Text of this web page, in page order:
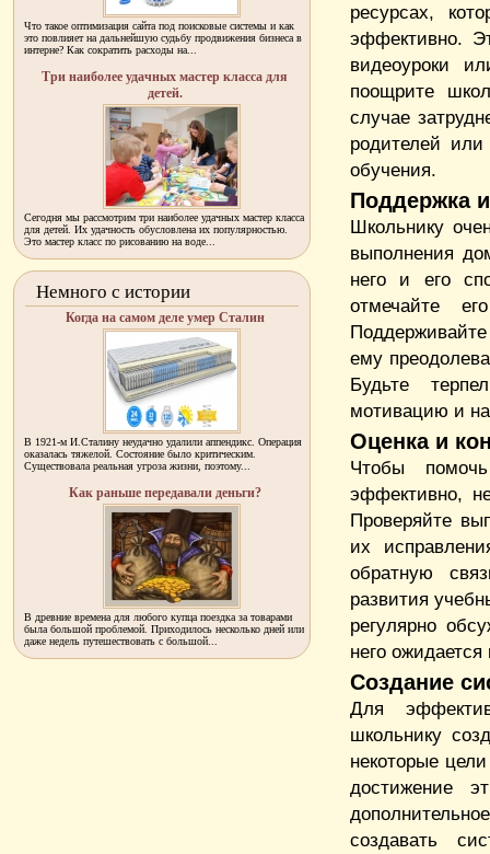
ресурсах,
эффективно.
видеоуроки
поощрите
случае
родителей или
обучения.
Поддержка
Школьнику
выполнения
него и его
отмечайте
ему
Будьте
мотивацию и
Оценка и
Чтобы
эффективно,
Проверяйте
их
обратную
развития
регулярно
него
Создание
Для
школьнику
некоторые
достижение
создавать
Что такое оптимизация сайта под поисковые системы и как
это повлияет на дальнейшую судьбу продвижения бизнеса в
интерне? Как сократить расходы на...
Три наиболее удачных мастер класса для
детей.
Сегодня мы рассмотрим три наиболее удачных мастер класса
для детей. Их удачность обусловлена их популярностью.
Это мастер класс по рисованию на воде...
Немного с истории
Когда на самом деле умер Сталин
В 1921-м И.Сталину неудачно удалили аппендикс. Операция
оказалась тяжелой. Состояние было критическим.
Существовала реальная угроза жизни, поэтому...
Как раньше передавали деньги?
В древние времена для любого купца поездка за товарами
была большой проблемой. Приходилось несколько дней или
даже недель путешествовать с большой...